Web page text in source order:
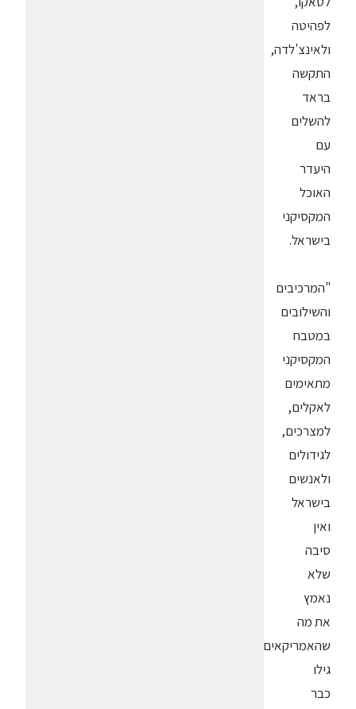
לפהיטה
ולאינצ'לדה,
התקשה
בראד
להשלים
עם
היעדר
האוכל
המקסיקני
בישראל.
"המרכיבים
והשילובים
במטבח
המקסיקני
מתאימים
לאקלים,
למצרכים,
לגידולים
ולאנשים
בישראל
ואין
סיבה
שלא
נאמץ
את מה
שהאמריקאים
גילו
כבר